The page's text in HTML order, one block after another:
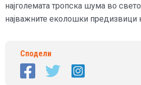
најголемата тропска шума во
најважните еколошки предизвици
Сподели